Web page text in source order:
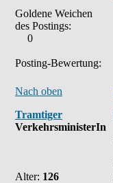
Goldene Weichen
des Postings:
0
Posting-Bewertung:
Nach oben
Tramtiger
VerkehrsministerIn
Alter: 126